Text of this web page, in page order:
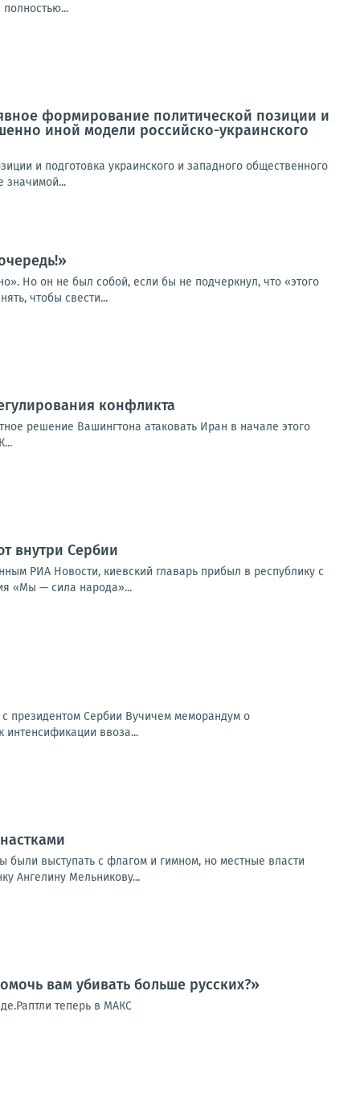
формирование политической позиции и
иной модели российско-украинского
и подготовка украинского и западного общественного
значимой...
Но он не был собой, если бы не подчеркнул, что «этого
чтобы свести...
конфликта
решение Вашингтона атаковать Иран в начале этого
внутри Сербии
РИА Новости, киевский главарь прибыл в республику с
«Мы — сила народа»...
президентом Сербии Вучичем меморандум о
интенсификации ввоза...
были выступать с флагом и гимном, но местные власти
Ангелину Мельникову...
вам убивать больше русских?»
теперь в МАКС